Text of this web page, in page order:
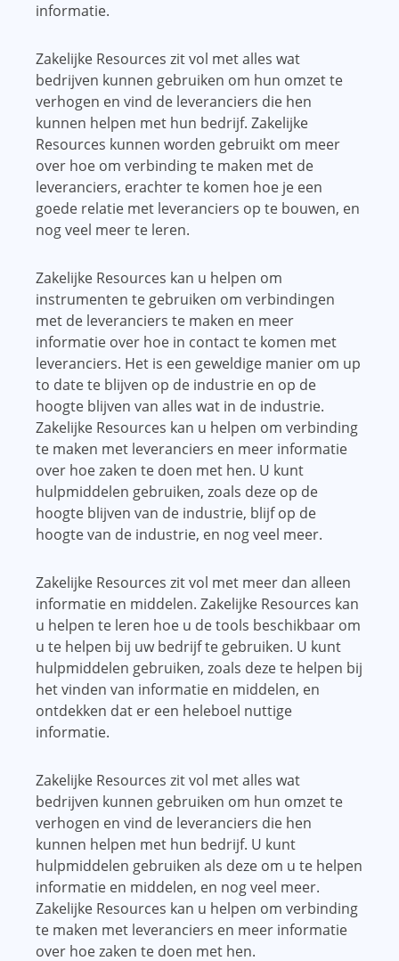
informatie.
Zakelijke Resources zit vol met alles wat
bedrijven kunnen gebruiken om hun omzet te
verhogen en vind de leveranciers die hen
kunnen helpen met hun bedrijf. Zakelijke
Resources kunnen worden gebruikt om meer
over hoe om verbinding te maken met de
leveranciers, erachter te komen hoe je een
goede relatie met leveranciers op te bouwen, en
nog veel meer te leren.
Zakelijke Resources kan u helpen om
instrumenten te gebruiken om verbindingen
met de leveranciers te maken en meer
informatie over hoe in contact te komen met
leveranciers. Het is een geweldige manier om up
to date te blijven op de industrie en op de
hoogte blijven van alles wat in de industrie.
Zakelijke Resources kan u helpen om verbinding
te maken met leveranciers en meer informatie
over hoe zaken te doen met hen. U kunt
hulpmiddelen gebruiken, zoals deze op de
hoogte blijven van de industrie, blijf op de
hoogte van de industrie, en nog veel meer.
Zakelijke Resources zit vol met meer dan alleen
informatie en middelen. Zakelijke Resources kan
u helpen te leren hoe u de tools beschikbaar om
u te helpen bij uw bedrijf te gebruiken. U kunt
hulpmiddelen gebruiken, zoals deze te helpen bij
het vinden van informatie en middelen, en
ontdekken dat er een heleboel nuttige
informatie.
Zakelijke Resources zit vol met alles wat
bedrijven kunnen gebruiken om hun omzet te
verhogen en vind de leveranciers die hen
kunnen helpen met hun bedrijf. U kunt
hulpmiddelen gebruiken als deze om u te helpen
informatie en middelen, en nog veel meer.
Zakelijke Resources kan u helpen om verbinding
te maken met leveranciers en meer informatie
over hoe zaken te doen met hen.